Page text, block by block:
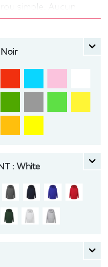
simple. Aucun
enfants. .
manche longue,
Noir
: White